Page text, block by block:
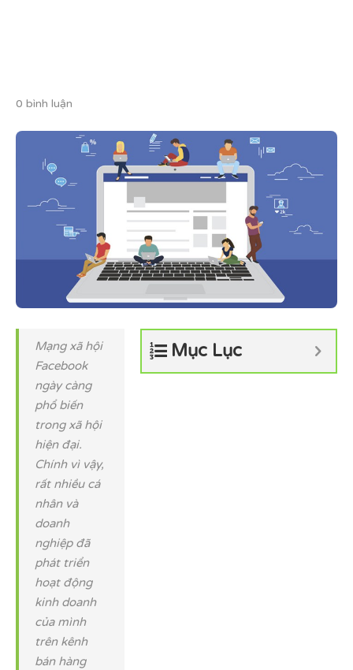
0 bình luận
Mục Lục
Mạng xã hội
Facebook
ngày càng
phổ biến
trong xã hội
hiện đại.
Chính vì vậy,
rất nhiều cá
nhân và
doanh
nghiệp đã
phát triển
hoạt động
kinh doanh
của mình
trên kênh
bán hàng